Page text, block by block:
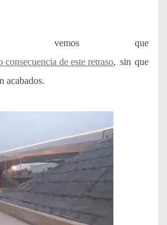
vemos que
consecuencia de este retraso, sin que
acabados.